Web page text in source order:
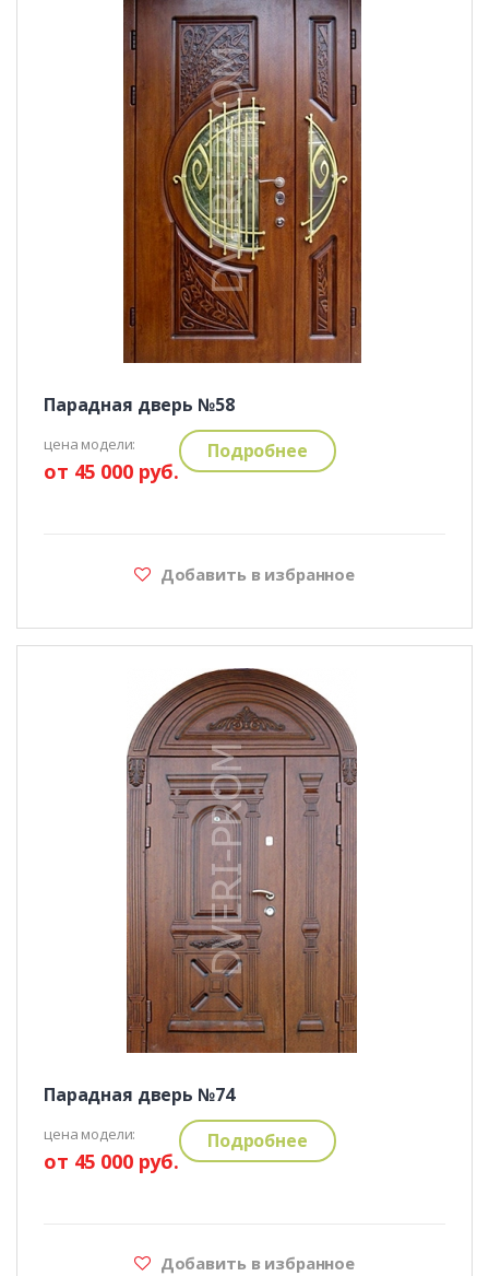
Парадная дверь №58
цена модели:
от 45 000 руб.
Подробнее
Добавить в избранное
Парадная дверь №74
цена модели:
от 45 000 руб.
Подробнее
Добавить в избранное